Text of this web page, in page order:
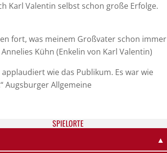
Karl Valentin selbst schon große Erfolge.
fort, was meinem Großvater schon immer
Kühn (Enkelin von Karl Valentin)
wie das Publikum. Es war wie
Augsburger Allgemeine
SPIELORTE
▲